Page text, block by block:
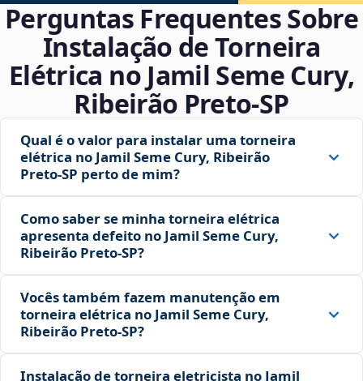
Perguntas Frequentes Sobre
Instalação de Torneira
Elétrica no Jamil Seme Cury,
Ribeirão Preto‑SP
Qual é o valor para instalar uma torneira
elétrica no Jamil Seme Cury, Ribeirão
Preto‑SP perto de mim?
Como saber se minha torneira elétrica
apresenta defeito no Jamil Seme Cury,
Ribeirão Preto‑SP?
Vocês também fazem manutenção em
torneira elétrica no Jamil Seme Cury,
Ribeirão Preto‑SP?
Instalação de torneira eletricista no Jamil